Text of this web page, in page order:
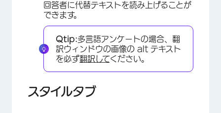
回答者に代替テキストを読み上げることが
できます。
Qtip:多言語アンケートの場合、翻
訳ウィンドウの画像の alt テキスト
を必ず翻訳してください。
スタイルタブ